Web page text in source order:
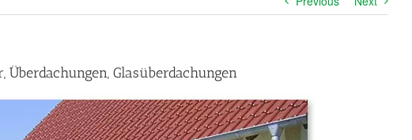
Überdachungen, Glasüberdachungen